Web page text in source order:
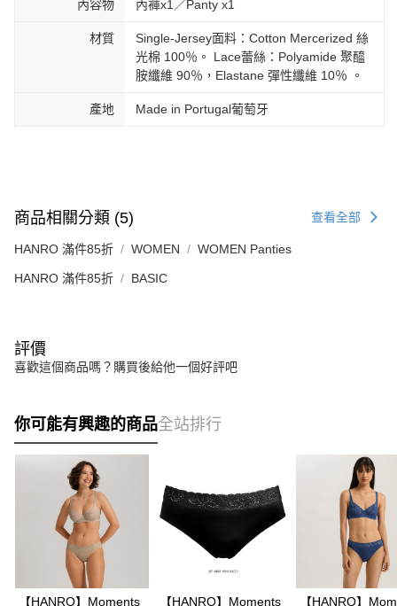
內容物 內褲x1／Panty x1
材質
Single-Jersey面料：Cotton Mercerized 絲
光棉 100％。 Lace蕾絲：Polyamide 聚醯
胺纖維 90％，Elastane 彈性纖維 10％ 。
產地 Made in Portugal葡萄牙
商品相關分類 (5) 查看全部
HANRO 滿件85折 WOMEN WOMEN Panties
HANRO 滿件85折 BASIC
評價
喜歡這個商品嗎？購買後給他一個好評吧
你可能有興趣的商品全站排行
【HANRO】Moments 【HANRO】Moments 【HANRO】